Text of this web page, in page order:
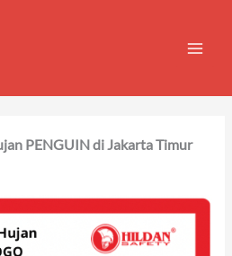
PENGUIN di Jakarta Timur